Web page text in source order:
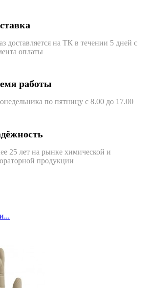
доставляется на ТК в течении 5 дней с
оплаты
работы
по пятницу с 8.00 до 17.00
25 лет на рынке химической и
продукции